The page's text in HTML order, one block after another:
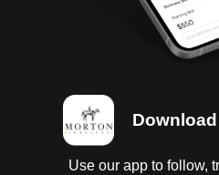
Use our app to follow,